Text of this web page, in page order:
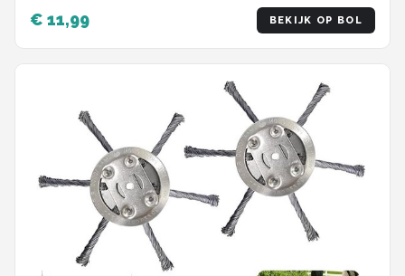
€ 11,99 BEKIJK OP BOL